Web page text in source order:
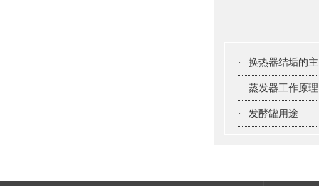
· 换热器结垢的
· 蒸发器工作原理
· 发酵罐用途